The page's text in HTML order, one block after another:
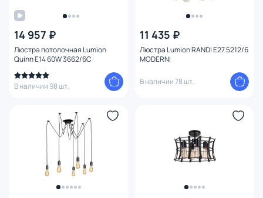
14 957 ₽
Люстра потолочная Lumion
Quinn E14 60W 3662/6C
В наличии 98 шт.
11 435 ₽
Люстра Lumion RANDI E27 5212/6
MODERNI
В наличии 78 шт.
Поверхность
Способ крепления
Степень пыле-влагозащиты
Конструкция
Мощность ламп
Умный дом